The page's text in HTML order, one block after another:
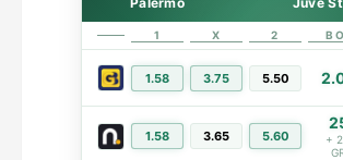
1 X 2
1.58 3.75 5.50
1.58 3.65 5.60
+